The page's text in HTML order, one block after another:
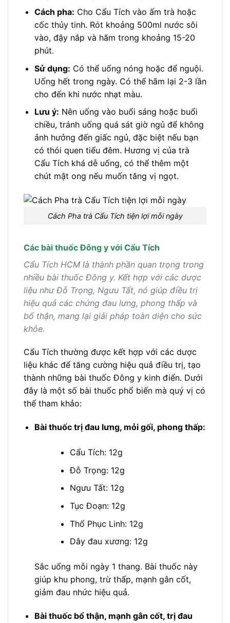
Cách pha: Cho Cẩu Tích vào ấm trà hoặc
cốc thủy tinh. Rót khoảng 500ml nước sôi
vào, đậy nắp và hãm trong khoảng 15-20
phút.
Sử dụng: Có thể uống nóng hoặc để nguội.
Uống hết trong ngày. Có thể hãm lại 2-3 lần
cho đến khi nước nhạt màu.
Lưu ý: Nên uống vào buổi sáng hoặc buổi
chiều, tránh uống quá sát giờ ngủ để không
ảnh hưởng đến giấc ngủ, đặc biệt nếu bạn
có thói quen tiểu đêm. Hương vị của trà
Cẩu Tích khá dễ uống, có thể thêm một
chút mật ong nếu muốn tăng vị ngọt.
Cách Pha trà Cẩu Tích tiện lợi mỗi ngày
Các bài thuốc Đông y với Cẩu Tích
Cẩu Tích HCM là thành phần quan trọng trong
nhiều bài thuốc Đông y. Kết hợp với các dược
liệu như Đỗ Trọng, Ngưu Tất, nó giúp điều trị
hiệu quả các chứng đau lưng, phong thấp và
bổ thận, mang lại giải pháp toàn diện cho sức
khỏe.
Cẩu Tích thường được kết hợp với các dược
liệu khác để tăng cường hiệu quả điều trị, tạo
thành những bài thuốc Đông y kinh điển. Dưới
đây là một số bài thuốc phổ biến mà quý vị có
thể tham khảo:
Bài thuốc trị đau lưng, mỏi gối, phong thấp:
Cẩu Tích: 12g
Đỗ Trọng: 12g
Ngưu Tất: 12g
Tục Đoạn: 12g
Thổ Phục Linh: 12g
Dây đau xương: 12g
Sắc uống mỗi ngày 1 thang. Bài thuốc này
giúp khu phong, trừ thấp, mạnh gân cốt,
giảm đau nhức hiệu quả.
Bài thuốc bổ thận, mạnh gân cốt, trị đau